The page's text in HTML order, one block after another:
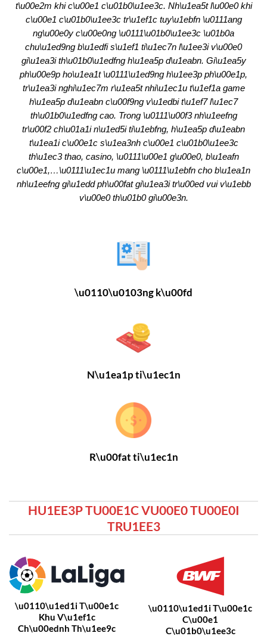
t\u00e2m khi c\u00e1 c\u01b0\u1ee3c. Nh\u1ea5t l\u00e0 khi
c\u00e1 c\u01b0\u1ee3c tr\u1ef1c tuy\u1ebfn \u0111ang
ng\u00e0y c\u00e0ng \u0111\u01b0\u1ee3c \u01b0a
chu\u1ed9ng b\u1edfi s\u1ef1 ti\u1ec7n l\u1ee3i v\u00e0
gi\u1ea3i th\u01b0\u1edfng h\u1ea5p d\u1eabn. Gi\u1ea5y
ph\u00e9p ho\u1ea1t \u0111\u1ed9ng h\u1ee3p ph\u00e1p,
tr\u1ea3i nghi\u1ec7m r\u1ea5t nhi\u1ec1u t\u1ef1a game
h\u1ea5p d\u1eabn c\u00f9ng v\u1edbi t\u1ef7 l\u1ec7
th\u01b0\u1edfng cao. Trong \u0111\u00f3 nh\u1eefng
tr\u00f2 ch\u01a1i n\u1ed5i ti\u1ebfng, h\u1ea5p d\u1eabn
t\u1ea1i c\u00e1c s\u1ea3nh c\u00e1 c\u01b0\u1ee3c
th\u1ec3 thao, casino, \u0111\u00e1 g\u00e0, b\u1eafn
c\u00e1,…\u0111\u1ec1u mang \u0111\u1ebfn cho b\u1ea1n
nh\u1eefng gi\u1edd ph\u00fat gi\u1ea3i tr\u00ed vui v\u1ebb
v\u00e0 th\u01b0 gi\u00e3n.
\u0110\u0103ng k\u00fd
N\u1ea1p ti\u1ec1n
R\u00fat ti\u1ec1n
HU1EE3P TU00E1C VU00E0 TU00E0I
TRU1EE3
\u0110\u1ed1i T\u00e1c
Khu V\u1ef1c
Ch\u00ednh Th\u1ee9c
\u0110\u1ed1i T\u00e1c
C\u00e1
C\u01b0\u1ee3c